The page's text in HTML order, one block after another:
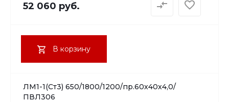
52 060 руб.
В корзину
ЛМ1-1(Ст3) 650/1800/1200/пр.60х40х4,0/
ПВЛ306